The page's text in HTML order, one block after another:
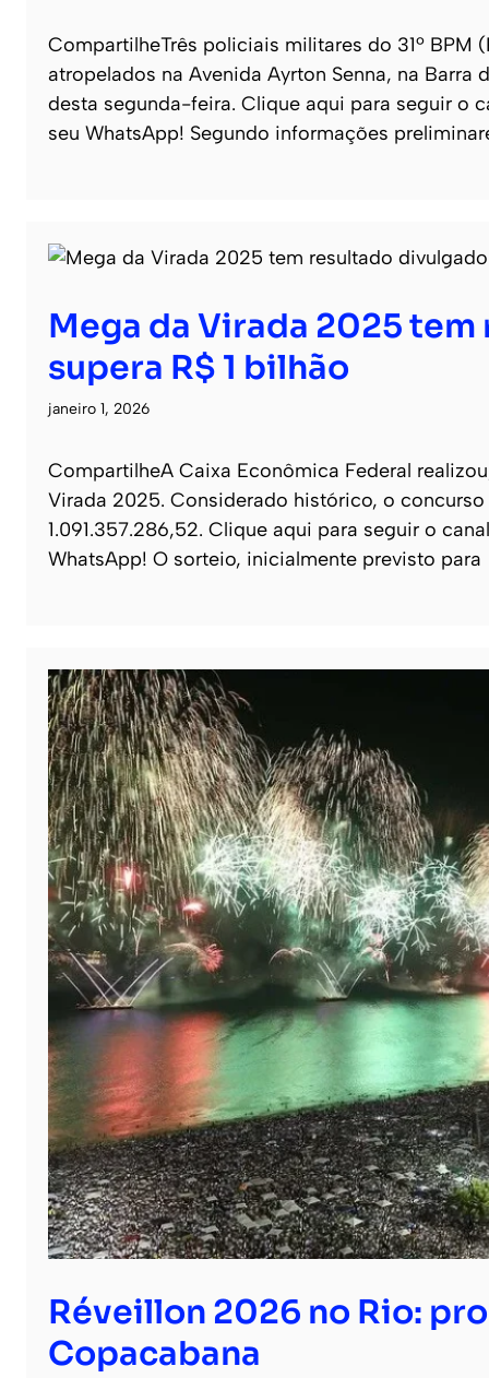
CompartilheTrês policiais militares do 31º
atropelados na Avenida Ayrton Senna, na
desta segunda-feira. Clique aqui para seguir o
seu WhatsApp! Segundo informações
Mega da Virada 2025
supera R$ 1 bilhão
janeiro 1, 2026
CompartilheA Caixa Econômica Federal
Virada 2025. Considerado histórico, o
1.091.357.286,52. Clique aqui para seguir o
WhatsApp! O sorteio, inicialmente previsto para
Réveillon 2026 no Rio:
Copacabana